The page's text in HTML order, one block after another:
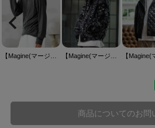
商品についてのお問